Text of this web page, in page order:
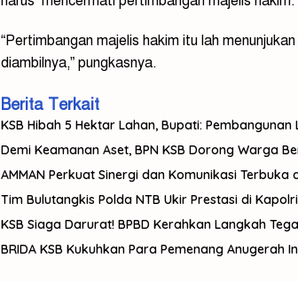
“Pertimbangan majelis hakim itu lah
diambilnya,” pungkasnya.
Berita Terkait
KSB Hibah 5 Hektar Lahan, Bupati:
Demi Keamanan Aset, BPN KSB Dorong Warga
AMMAN Perkuat Sinergi dan Komunikasi Terbuka
Tim Bulutangkis Polda NTB Ukir Prestasi di
KSB Siaga Darurat! BPBD Kerahkan Langkah
BRIDA KSB Kukuhkan Para Pemenang Anugerah